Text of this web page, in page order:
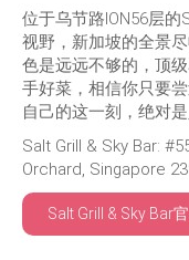
位于乌节路ION56层的
视野，新加坡的全景
色是远远不够的，顶
手好菜，相信你只要
自己的这一刻，绝对
Salt Grill & Sky Bar:
Orchard, Singapore
Salt Grill & Sky Bar